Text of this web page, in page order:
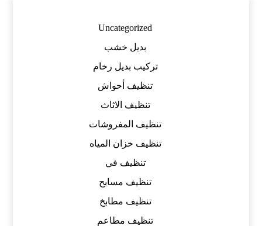
Uncategorized
بديل خشب
تركيب بديل رخام
تنظيف أحواش
تنظيف الاثاث
تنظيف المفروشات
تنظيف خزان المياه
تنظيف في
تنظيف مسابح
تنظيف مطابخ
تنظيف مطاعم